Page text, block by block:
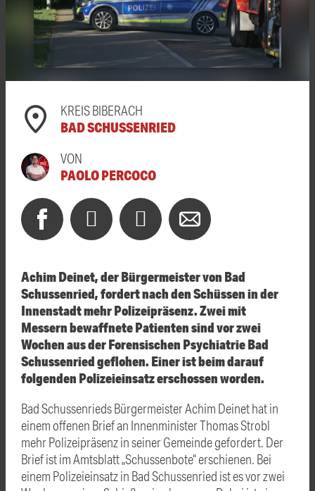
KREIS BIBERACH
BAD SCHUSSENRIED
VON
PAOLO PERCOCO
Achim Deinet, der Bürgermeister von Bad
Schussenried, fordert nach den Schüssen in der
Innenstadt mehr Polizeipräsenz. Zwei mit
Messern bewaffnete Patienten sind vor zwei
Wochen aus der Forensischen Psychiatrie Bad
Schussenried geflohen. Einer ist beim darauf
folgenden Polizeieinsatz erschossen worden.
Bad Schussenrieds Bürgermeister Achim Deinet hat in
einem offenen Brief an Innenminister Thomas Strobl
mehr Polizeipräsenz in seiner Gemeinde gefordert. Der
Brief ist im Amtsblatt „Schussenbote“ erschienen. Bei
einem Polizeieinsatz in Bad Schussenried ist es vor zwei